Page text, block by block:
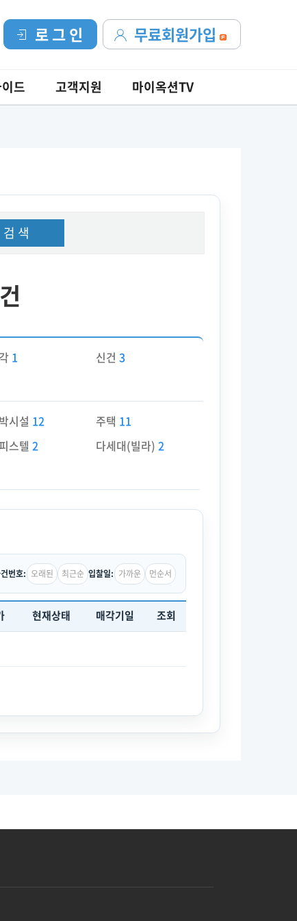
무료회원가입
로 그 인
드 고객지원 마이옥션TV
검 색
건
1 신건 3
시설 12 주택 11
스텔 2 다세대(빌라) 2
번호: 오래된 최근순 입찰일: 가까운 먼순서
현재상태 매각기일 조회